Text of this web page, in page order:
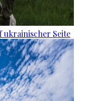
ukrainischer Seite